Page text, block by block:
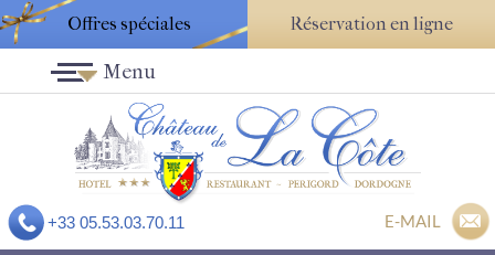
Offres spéciales Réservation en ligne
+33 05.53.03.70.11 E-MAIL
Menu